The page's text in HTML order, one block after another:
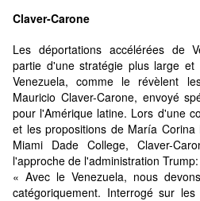
Claver-Carone
Les déportations accélérées de
partie d'une stratégie plus large
Venezuela, comme le révèlent
Mauricio Claver-Carone, envoyé
pour l'Amérique latine. Lors d'une
et les propositions de María
Miami Dade College, Claver-
l'approche de l'administration Trump:
« Avec le Venezuela, nous
catégoriquement. Interrogé sur